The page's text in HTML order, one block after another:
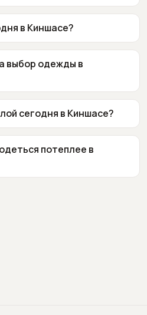
в Киншасе?
выбор одежды в
сегодня в Киншасе?
потеплее в